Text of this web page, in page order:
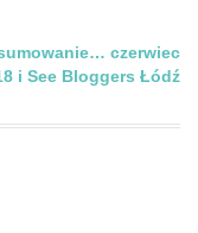
czerwiec
i See Bloggers Łódź